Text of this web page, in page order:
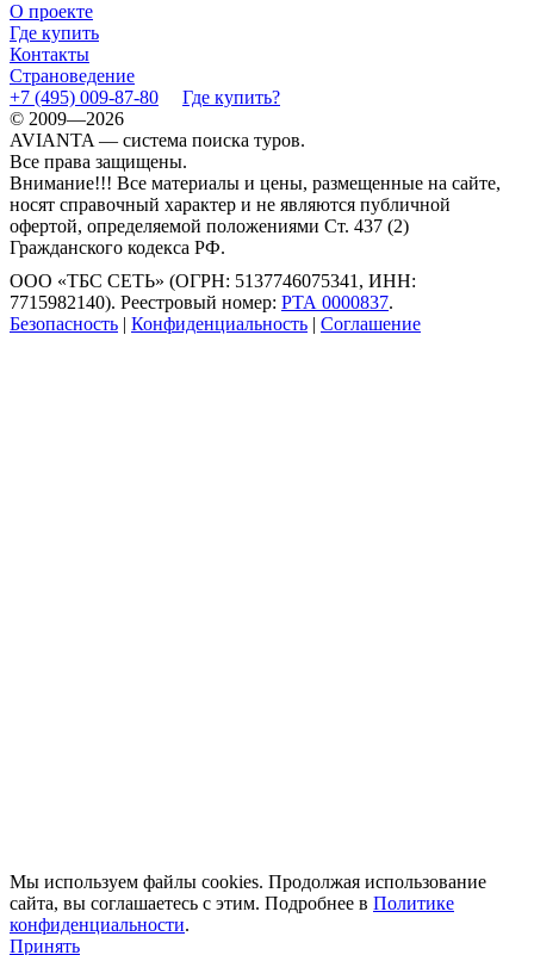
О проекте
Где купить
Контакты
Страноведение
+7 (495) 009-87-80
Где купить?
© 2009—2026
AVIANTA — система поиска туров.
Все права защищены.
Внимание!!! Все материалы и цены, размещенные на сайте,
носят справочный характер и не являются публичной
офертой, определяемой положениями Ст. 437 (2)
Гражданского кодекса РФ.
ООО «ТБС СЕТЬ» (ОГРН: 5137746075341, ИНН:
7715982140). Реестровый номер: РТА 0000837.
Безопасность | Конфиденциальность | Соглашение
Мы используем файлы cookies. Продолжая использование
сайта, вы соглашаетесь с этим. Подробнее в Политике
конфиденциальности.
Принять